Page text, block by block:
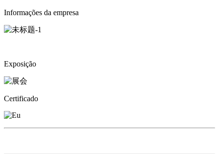
Informações da empresa
Exposição
Certificado